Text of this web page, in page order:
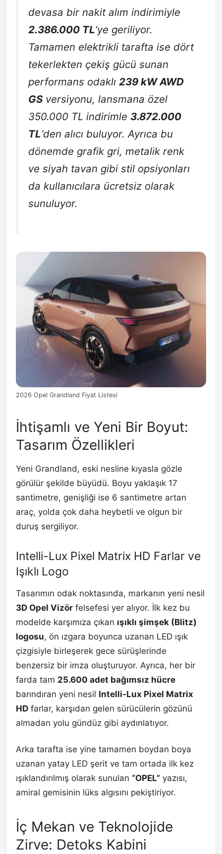
devasa bir nakit alım indirimiyle
2.386.000 TL‘ye geriliyor.
Tamamen elektrikli tarafta ise dört
tekerlekten çekiş gücü sunan
performans odaklı 239 kW AWD
GS versiyonu, lansmana özel
350.000 TL indirimle 3.872.000
TL‘den alıcı buluyor. Ayrıca bu
dönemde grafik gri, metalik renk
ve siyah tavan gibi stil opsiyonları
da kullanıcılara ücretsiz olarak
sunuluyor.
2026 Opel Grandland Fiyat Listesi
İhtişamlı ve Yeni Bir Boyut:
Tasarım Özellikleri
Yeni Grandland, eski nesline kıyasla gözle
görülür şekilde büyüdü. Boyu yaklaşık 17
santimetre, genişliği ise 6 santimetre artan
araç, yolda çok daha heybetli ve olgun bir
duruş sergiliyor.
Intelli-Lux Pixel Matrix HD Farlar ve
Işıklı Logo
Tasarımın odak noktasında, markanın yeni nesil
3D Opel Vizör felsefesi yer alıyor. İlk kez bu
modelde karşımıza çıkan ışıklı şimşek (Blitz)
logosu, ön ızgara boyunca uzanan LED ışık
çizgisiyle birleşerek gece sürüşlerinde
benzersiz bir imza oluşturuyor. Ayrıca, her bir
farda tam 25.600 adet bağımsız hücre
barındıran yeni nesil Intelli-Lux Pixel Matrix
HD farlar, karşıdan gelen sürücülerin gözünü
almadan yolu gündüz gibi aydınlatıyor.
Arka tarafta ise yine tamamen boydan boya
uzanan yatay LED şerit ve tam ortada ilk kez
ışıklandırılmış olarak sunulan “OPEL” yazısı,
amiral gemisinin lüks algısını pekiştiriyor.
İç Mekan ve Teknolojide
Zirve: Detoks Kabini